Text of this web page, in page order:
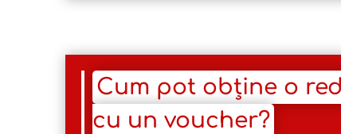
Cum pot obține o
cu un voucher?